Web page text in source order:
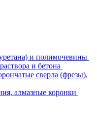
и полимочевины
и бетона
сверла (фрезы),
алмазные коронки